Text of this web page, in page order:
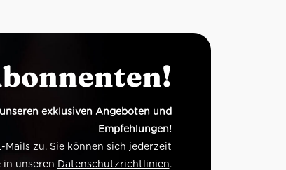
exklusiven Angeboten und
Empfehlungen!
zu. Sie können sich jederzeit
in unseren Datenschutzrichtlinien.